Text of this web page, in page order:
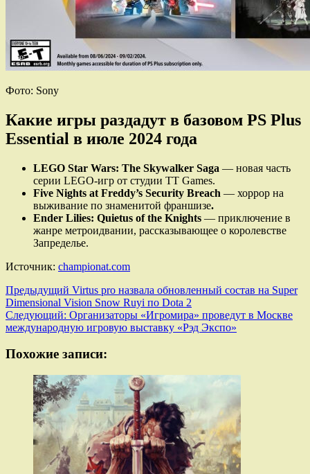
Фото: Sony
Какие игры раздадут в базовом PS Plus
Essential в июле 2024 года
LEGO Star Wars: The Skywalker Saga — новая часть
серии LEGO-игр от студии TT Games.
Five Nights at Freddy’s Security Breach — хоррор на
выживание по знаменитой франшизе.
Ender Lilies: Quietus of the Knights — приключение в
жанре метроидвании, рассказывающее о королевстве
Запределье.
Источник: championat.com
Навигация
записи
Предыдущий Virtus pro назвала обновленный состав на Super
Dimensional Vision Snow Ruyi по Dota 2
Следующий: Организаторы «Игромира» проведут в Москве
международную игровую выставку «Рэд Экспо»
Похожие записи: